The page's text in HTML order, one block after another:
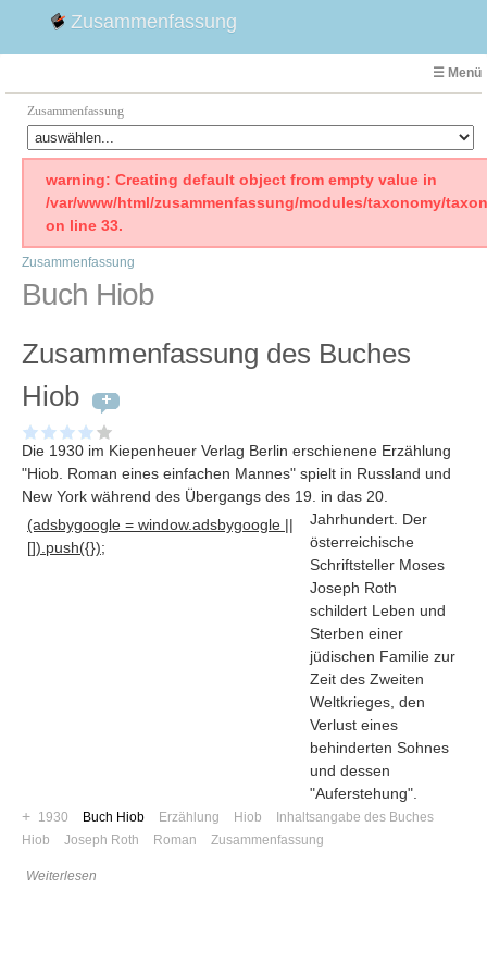
Zusammenfassung
☰ Menü
Zusammenfassung
Faust
Willhelm Tell
Emilia Galotti
1. Weltkrieg Zusammenfassung
Weimarer Republik
Die Räuber
Woyzeck
Navigation
News
warning: Creating default object from empty value in
/var/www/html/zusammenfassung/modules/taxonomy/
on line 33.
Zusammenfassung
Buch Hiob
Zusammenfassung des Buches
Hiob
Die 1930 im Kiepenheuer Verlag Berlin erschienene Erzählung
"Hiob. Roman eines einfachen Mannes" spielt in Russland und
New York während des Übergangs des 19
(adsbygoogle = window.adsbygoogle ||
[]).push({});
. in das 20.
Jahrhundert. Der
österreichische
Schriftsteller Moses
Joseph Roth
schildert Leben und
Sterben einer
jüdischen Familie zur
Zeit des Zweiten
Weltkrieges, den
Verlust eines
behinderten Sohnes
und dessen
"Auferstehung".
+ 1930 Buch Hiob Erzählung Hiob
Inhaltsangabe des Buches
Hiob
Joseph Roth Roman Zusammenfassung
Weiterlesen